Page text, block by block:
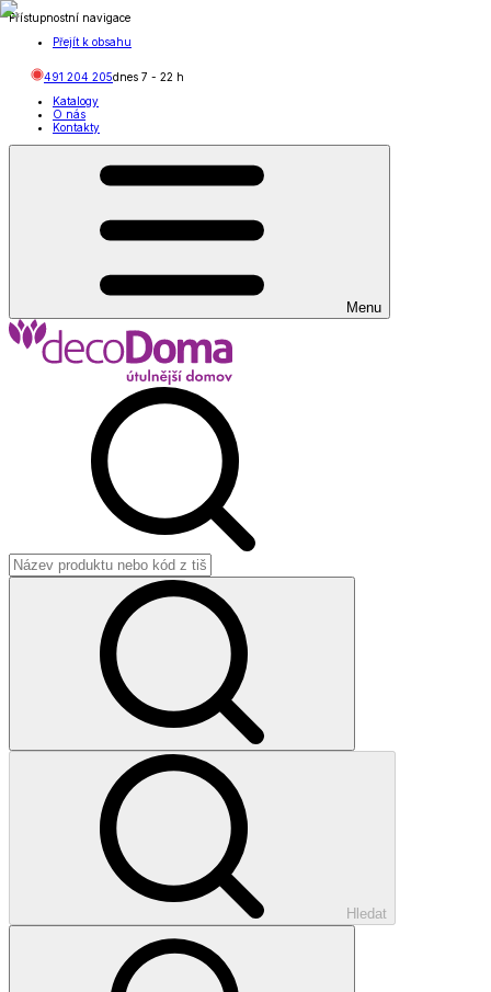
Přístupnostní navigace
Přejít k obsahu
491 204 205dnes 7 - 22 h
Katalogy
O nás
Kontakty
Menu
Hledat